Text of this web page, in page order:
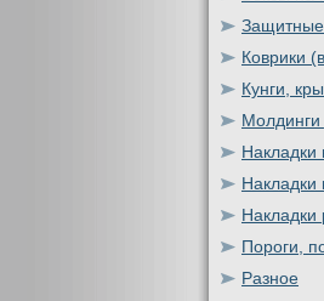
Защитные
Коврики
Кунги,
Накладки
Накладки
Пороги,
Разное